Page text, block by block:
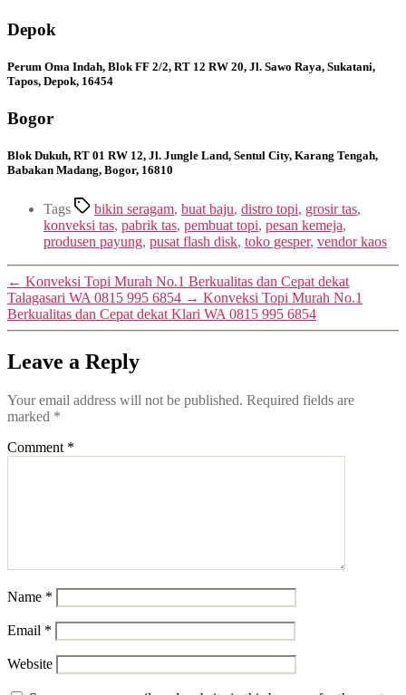
Depok
Perum Oma Indah, Blok FF 2/2, RT 12 RW 20, Jl. Sawo Raya, Sukatani,
Tapos, Depok, 16454
Bogor
Blok Dukuh, RT 01 RW 12, Jl. Jungle Land, Sentul City, Karang Tengah,
Babakan Madang, Bogor, 16810
Tags bikin seragam, buat baju, distro topi, grosir tas,
konveksi tas, pabrik tas, pembuat topi, pesan kemeja,
produsen payung, pusat flash disk, toko gesper, vendor kaos
← Konveksi Topi Murah No.1 Berkualitas dan Cepat dekat
Talagasari WA 0815 995 6854 → Konveksi Topi Murah No.1
Berkualitas dan Cepat dekat Klari WA 0815 995 6854
Leave a Reply
Your email address will not be published. Required fields are
marked *
Comment *
Name *
Email *
Website